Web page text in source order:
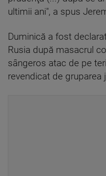
ultimii ani", a spus
Duminică a fost
Rusia după masacrul
sângeros atac de pe
revendicat de gruparea